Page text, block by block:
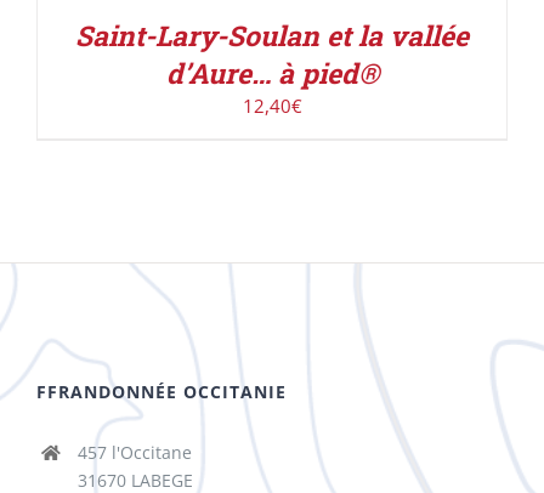
Saint-Lary-Soulan et la vallée
d’Aure… à pied®
12,40€
FFRANDONNÉE OCCITANIE
457 l'Occitane
31670 LABEGE